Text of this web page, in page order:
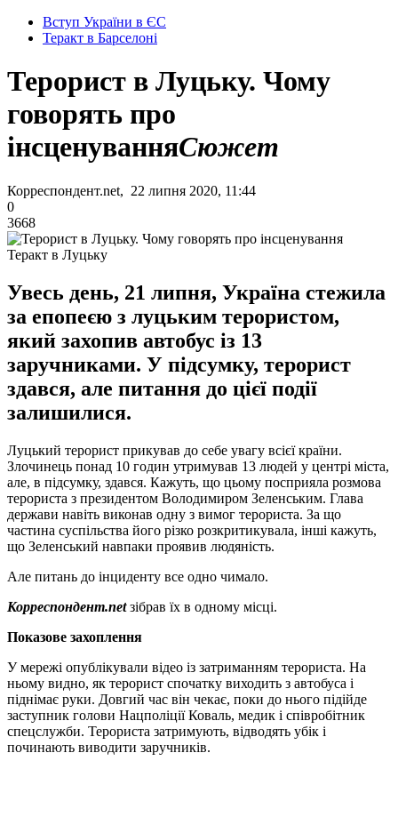
Вступ України в ЄС
Теракт в Барселоні
Терорист в Луцьку. Чому
говорять про
інсценуванняСюжет
Корреспондент.net, 22 липня 2020, 11:44
0
3668
Теракт в Луцьку
Увесь день, 21 липня, Україна стежила
за епопеєю з луцьким терористом,
який захопив автобус із 13
заручниками. У підсумку, терорист
здався, але питання до цієї події
залишилися.
Луцький терорист прикував до себе увагу всієї країни.
Злочинець понад 10 годин утримував 13 людей у центрі міста,
але, в підсумку, здався. Кажуть, що цьому посприяла розмова
терориста з президентом Володимиром Зеленським. Глава
держави навіть виконав одну з вимог терориста. За що
частина суспільства його різко розкритикувала, інші кажуть,
що Зеленський навпаки проявив людяність.
Але питань до інциденту все одно чимало.
Корреспондент.netзібрав їх в одному місці.
Показове захоплення
У мережі опублікували відео із затриманням терориста. На
ньому видно, як терорист спочатку виходить з автобуса і
піднімає руки. Довгий час він чекає, поки до нього підійде
заступник голови Нацполіції Коваль, медик і співробітник
спецслужби. Терориста затримують, відводять убік і
починають виводити заручників.